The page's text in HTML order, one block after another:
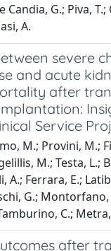
Candia, G.; Piva,
A.
severe
and acute
after
Service
M.; Provini, M.;
M.; Testa, L.;
A.; Ferrara, E.;
G.;
C.;
after